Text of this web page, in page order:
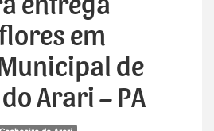
entrega
em
de
Arari – PA